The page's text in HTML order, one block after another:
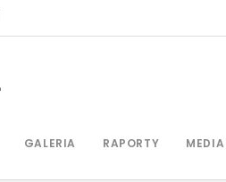
GALERIA RAPORTY MEDIA